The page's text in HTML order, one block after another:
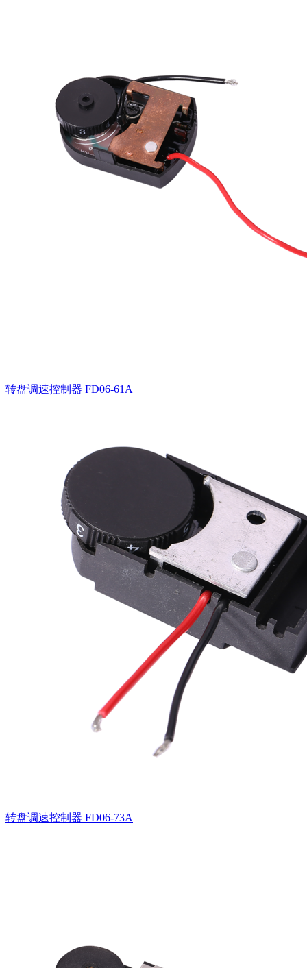
转盘调速控制器 FD06-61A
转盘调速控制器 FD06-73A